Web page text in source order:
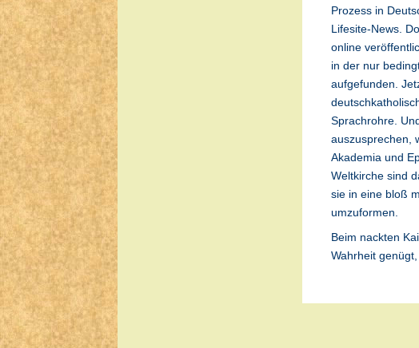
Prozess in
Lifesite-News.
online
in der nur
aufgefunden.
Sprachrohre.
auszusprechen,
Akademia und
Weltkirche sind
sie in eine bloß
umzuformen.
Beim nackten
Wahrheit